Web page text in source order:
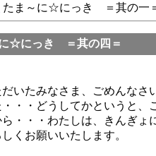
たま～に☆にっき ＝其の一
☆にっき ＝其の四＝
いたみなさま、ごめんなさ
・・どうしてかというと、
・・・わたしは、きんぎょ
くお願いいたします。